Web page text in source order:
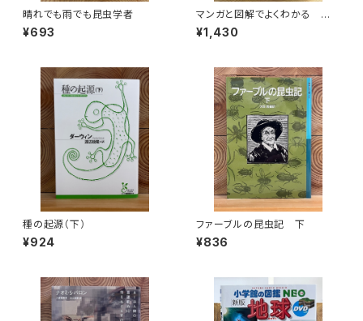
晴れでも雨でも昆虫学者
¥693
マンガと図解でよくわかる はじ
めての気象学
¥1,430
種の起源（下）
¥924
ファーブルの昆虫記 下
¥836